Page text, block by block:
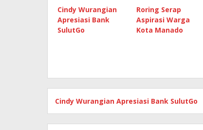
Cindy Wurangian
Apresiasi Bank
SulutGo
Roring Serap
Aspirasi Warga
Kota Manado
Cindy Wurangian Apresiasi Bank SulutGo